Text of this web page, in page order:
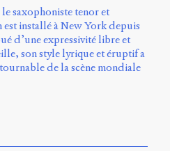
saxophoniste tenor et
installé à New York depuis
d’une expressivité libre et
son style lyrique et éruptif a
de la scène mondiale